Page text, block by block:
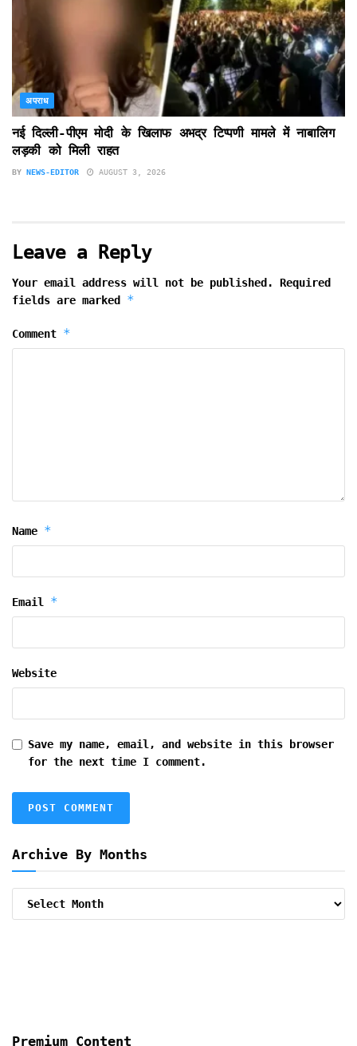
अपराध
नई दिल्ली-पीएम मोदी के खिलाफ अभद्र टिप्पणी मामले में नाबालिग
लड़की को मिली राहत
BY NEWS-EDITOR AUGUST 3, 2026
Leave a Reply
Your email address will not be published.
Required
fields are marked *
Comment *
Name *
Email *
Website
Save my name, email, and website in this browser
for the next time I comment.
Archive By Months
Premium Content